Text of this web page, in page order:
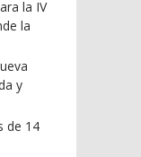
la IV
la
y
de 14